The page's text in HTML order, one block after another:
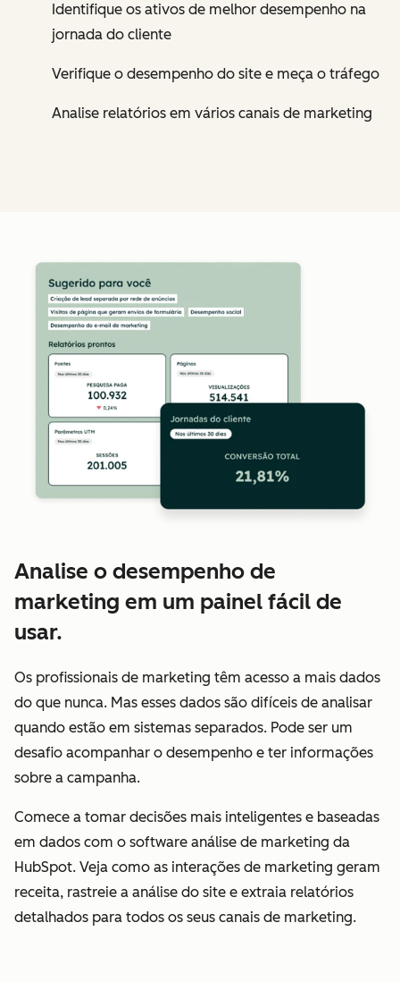
Identifique os ativos de melhor desempenho na
jornada do cliente
Verifique o desempenho do site e meça o tráfego
Analise relatórios em vários canais de marketing
Analise o desempenho de
marketing em um painel fácil de
usar.
Os profissionais de marketing têm acesso a mais dados
do que nunca. Mas esses dados são difíceis de analisar
quando estão em sistemas separados. Pode ser um
desafio acompanhar o desempenho e ter informações
sobre a campanha.
Comece a tomar decisões mais inteligentes e baseadas
em dados com o software análise de marketing da
HubSpot. Veja como as interações de marketing geram
receita, rastreie a análise do site e extraia relatórios
detalhados para todos os seus canais de marketing.